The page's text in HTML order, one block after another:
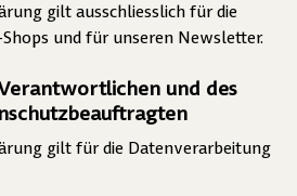
gilt ausschliesslich für die
und für unseren Newsletter.
und des
gilt für die Datenverarbeitung